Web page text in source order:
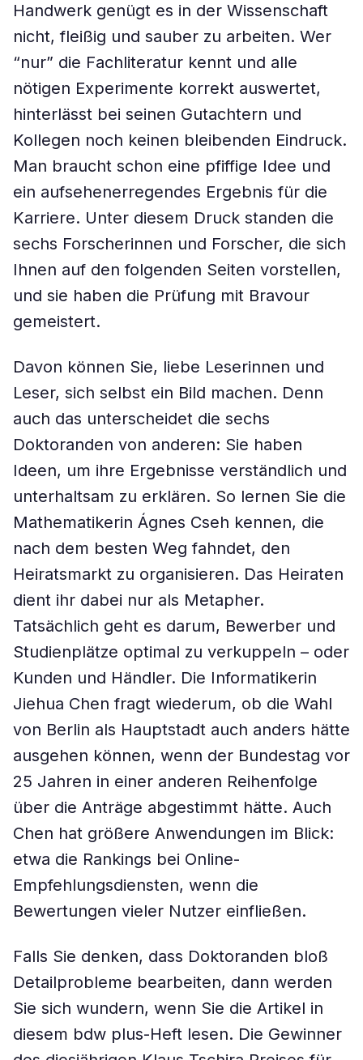
Handwerk genügt es in der Wissenschaft
nicht, fleißig und sauber zu arbeiten. Wer
“nur” die Fachliteratur kennt und alle
nötigen Experimente korrekt auswertet,
hinterlässt bei seinen Gutachtern und
Kollegen noch keinen bleibenden Eindruck.
Man braucht schon eine pfiffige Idee und
ein aufsehenerregendes Ergebnis für die
Karriere. Unter diesem Druck standen die
sechs Forscherinnen und Forscher, die sich
Ihnen auf den folgenden Seiten vorstellen,
und sie haben die Prüfung mit Bravour
gemeistert.
Davon können Sie, liebe Leserinnen und
Leser, sich selbst ein Bild machen. Denn
auch das unterscheidet die sechs
Doktoranden von anderen: Sie haben
Ideen, um ihre Ergebnisse verständlich und
unterhaltsam zu erklären. So lernen Sie die
Mathematikerin Ágnes Cseh kennen, die
nach dem besten Weg fahndet, den
Heiratsmarkt zu organisieren. Das Heiraten
dient ihr dabei nur als Metapher.
Tatsächlich geht es darum, Bewerber und
Studienplätze optimal zu verkuppeln – oder
Kunden und Händler. Die Informatikerin
Jiehua Chen fragt wiederum, ob die Wahl
von Berlin als Hauptstadt auch anders hätte
ausgehen können, wenn der Bundestag vor
25 Jahren in einer anderen Reihenfolge
über die Anträge abgestimmt hätte. Auch
Chen hat größere Anwendungen im Blick:
etwa die Rankings bei Online-
Empfehlungsdiensten, wenn die
Bewertungen vieler Nutzer einfließen.
Falls Sie denken, dass Doktoranden bloß
Detailprobleme bearbeiten, dann werden
Sie sich wundern, wenn Sie die Artikel in
diesem bdw plus-Heft lesen. Die Gewinner